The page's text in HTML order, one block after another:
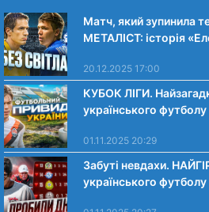
Матч, який зупинила
МЕТАЛІСТ: історія
20.12.2025 17:00
КУБОК ЛІГИ.
українського футболу
01.11.2025 20:29
Забуті невдахи.
українського футболу